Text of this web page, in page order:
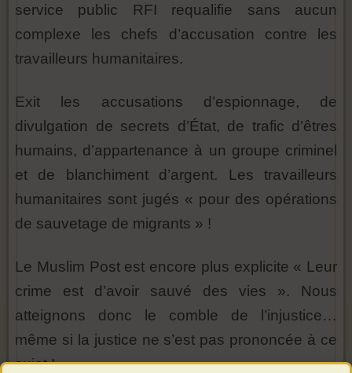
service public RFI requalifie sans aucun
complexe les chefs d’accusation contre les
travailleurs humanitaires.
Exit les accusations d’espionnage, de
divulgation de secrets d’État, de trafic d’êtres
humains, d’appartenance à un groupe criminel
et de blanchiment d’argent. Les travailleurs
humanitaires sont jugés « pour des opérations
de sauvetage de migrants » !
Le Muslim Post est encore plus explicite « Leur
crime est d’avoir sauvé des vies ». Nous
atteignons donc le comble de l’injustice…
même si la justice ne s’est pas prononcée à ce
sujet !